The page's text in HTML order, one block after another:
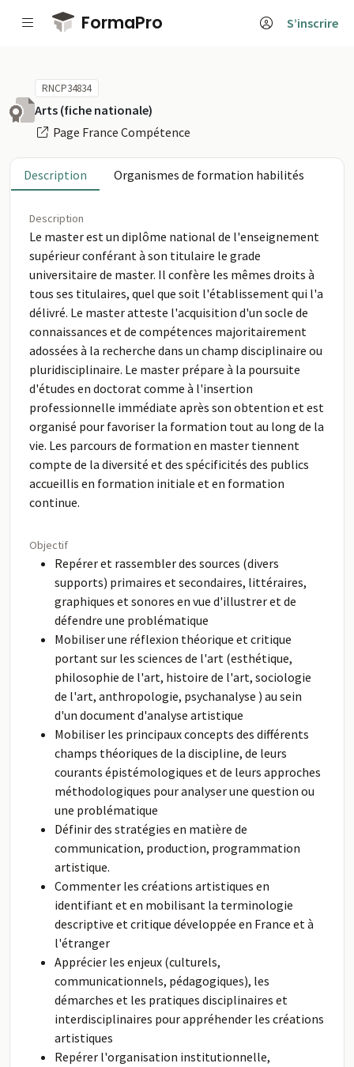
Passer au contenu principal
FormaPro S’inscrire
RNCP34834
Arts (fiche nationale)
Page France Compétence
Description Organismes de formation habilités
Description
Le master est un diplôme national de l'enseignement
supérieur conférant à son titulaire le grade
universitaire de master. Il confère les mêmes droits à
tous ses titulaires, quel que soit l'établissement qui l'a
délivré. Le master atteste l'acquisition d'un socle de
connaissances et de compétences majoritairement
adossées à la recherche dans un champ disciplinaire ou
pluridisciplinaire. Le master prépare à la poursuite
d'études en doctorat comme à l'insertion
professionnelle immédiate après son obtention et est
organisé pour favoriser la formation tout au long de la
vie. Les parcours de formation en master tiennent
compte de la diversité et des spécificités des publics
accueillis en formation initiale et en formation
continue.
Objectif
Repérer et rassembler des sources (divers
supports) primaires et secondaires, littéraires,
graphiques et sonores en vue d'illustrer et de
défendre une problématique
Mobiliser une réflexion théorique et critique
portant sur les sciences de l'art (esthétique,
philosophie de l'art, histoire de l'art, sociologie
de l'art, anthropologie, psychanalyse ) au sein
d'un document d'analyse artistique
Mobiliser les principaux concepts des différents
champs théoriques de la discipline, de leurs
courants épistémologiques et de leurs approches
méthodologiques pour analyser une question ou
une problématique
Définir des stratégies en matière de
communication, production, programmation
artistique.
Commenter les créations artistiques en
identifiant et en mobilisant la terminologie
descriptive et critique développée en France et à
l'étranger
Apprécier les enjeux (culturels,
communicationnels, pédagogiques), les
démarches et les pratiques disciplinaires et
interdisciplinaires pour appréhender les créations
artistiques
Repérer l'organisation institutionnelle,